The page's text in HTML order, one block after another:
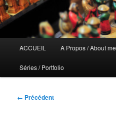
principal
ACCUEIL A Propos / About me
Séries / Portfolio
Navigation
← Précédent